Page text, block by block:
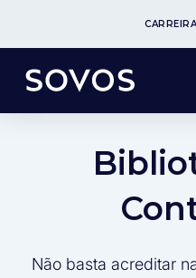
Não basta acreditar